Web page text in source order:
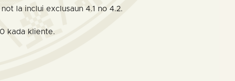
la inclui exclusaun 4.1 no 4.2.
kada kliente.